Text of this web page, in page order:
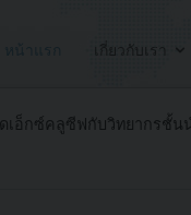
เอ็กซ์คลูซีฟกับวิทยากรชั้